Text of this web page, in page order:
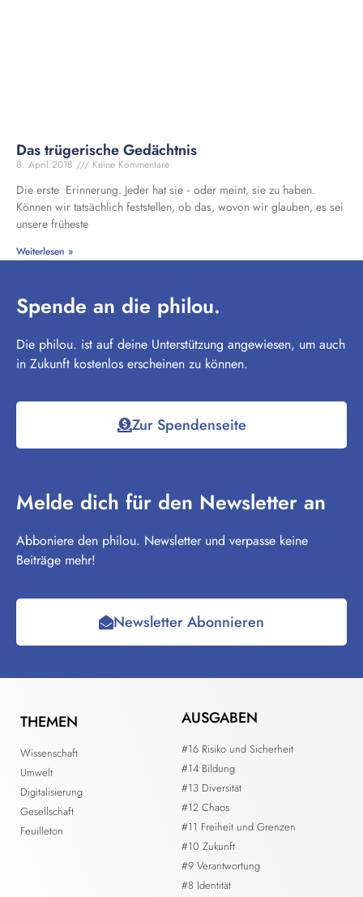
Das trügerische Gedächtnis
8. April 2018 Keine Kommentare
Die erste Erinnerung. Jeder hat sie ‑ oder meint, sie zu haben.
Können wir tatsächlich feststellen, ob das, wovon wir glauben, es sei
unsere früheste
Weiterlesen »
Spende an die philou.
Die philou. ist auf deine Unterstützung angewiesen, um auch
in Zukunft kostenlos erscheinen zu können.
Zur Spendenseite
Melde dich für den Newsletter an
Abboniere den philou. Newsletter und verpasse keine
Beiträge mehr!
Newsletter Abonnieren
THEMEN
Wissenschaft
Umwelt
Digitalisierung
Gesellschaft
Feuilleton
AUSGABEN
#16 Risiko und Sicherheit
#14 Bildung
#13 Diversität
#12 Chaos
#11 Freiheit und Grenzen
#10 Zukunft
#9 Verantwortung
#8 Identität